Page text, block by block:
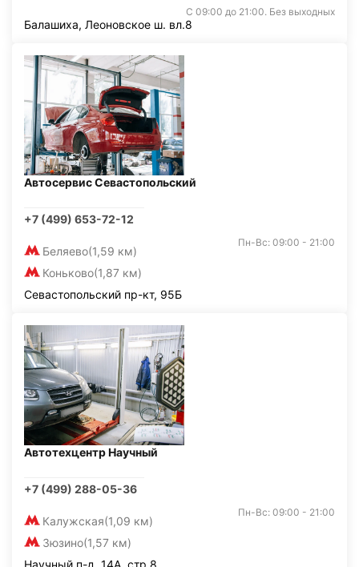
С 09:00 до 21:00. Без выходных
Балашиха, Леоновское ш. вл.8
Автосервис Севастопольский
+7 (499) 653-72-12
Беляево(1,59 км)
Коньково(1,87 км)
Пн-Вс: 09:00 - 21:00
Севастопольский пр-кт, 95Б
Автотехцентр Научный
+7 (499) 288-05-36
Калужская(1,09 км)
Зюзино(1,57 км)
Пн-Вс: 09:00 - 21:00
Научный п-д, 14А, стр.8